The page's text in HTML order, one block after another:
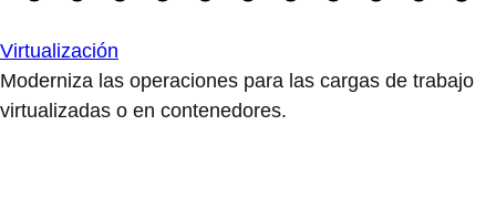
Virtualización
Moderniza las operaciones para las cargas de trabajo
virtualizadas o en contenedores.